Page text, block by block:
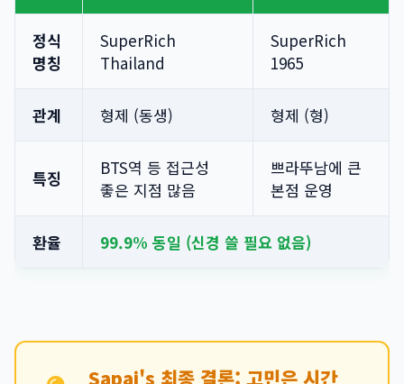
정식
명칭
SuperRich
Thailand
SuperRich
1965
관계 형제 (동생) 형제 (형)
특징
BTS역 등 접근성
좋은 지점 많음
쁘라뚜남에 큰
본점 운영
환율 99.9% 동일 (신경 쓸 필요 없음)
Sapai's 최종 결론: 고민은 시간